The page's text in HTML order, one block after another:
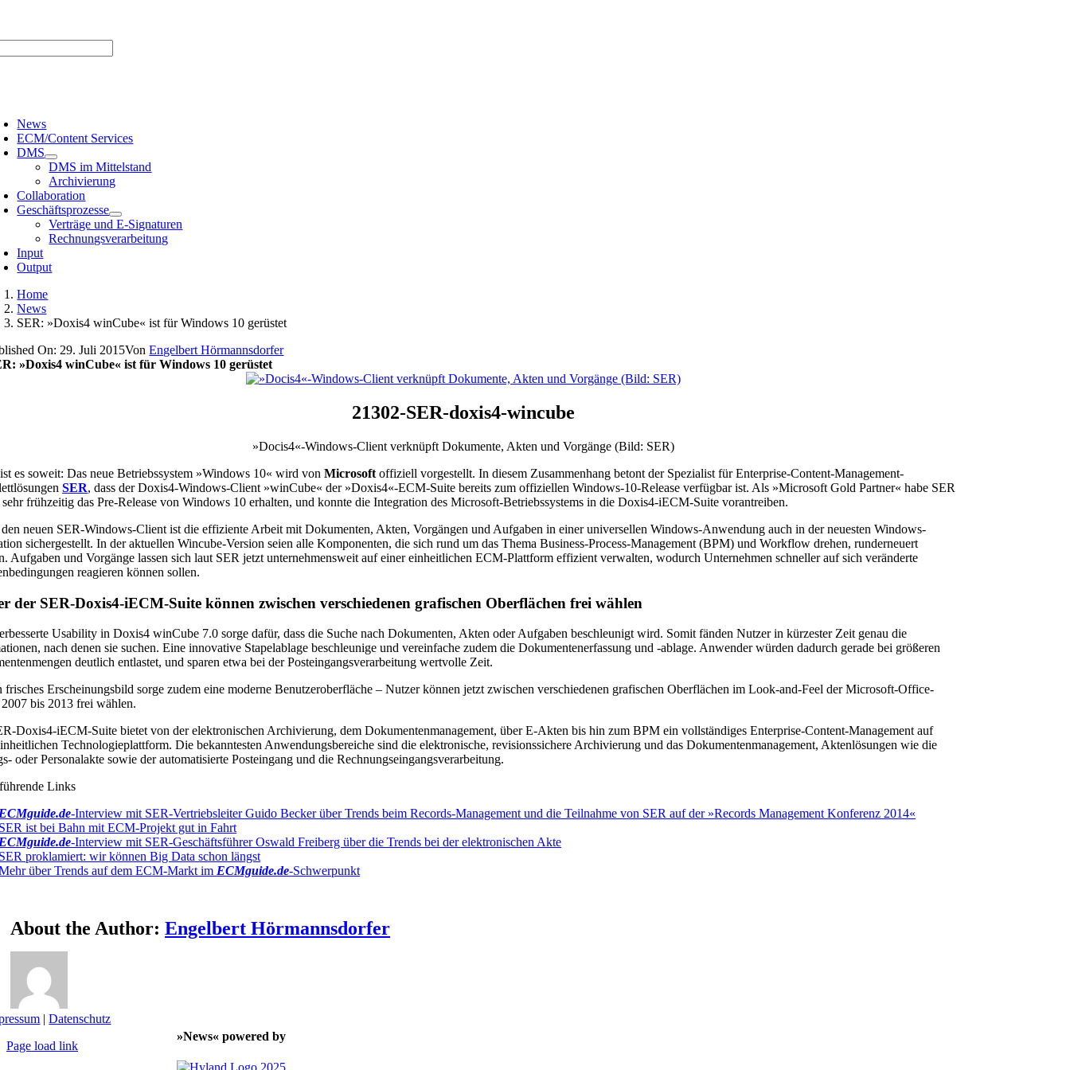
News
ECM/Content Services
DMS
DMS im Mittelstand
Archivierung
Collaboration
Geschäftsprozesse
Verträge und E-Signaturen
Rechnungsverarbeitung
Input
Output
Home
News
SER: »Doxis4 winCube« ist für Windows 10 gerüstet
On: 29. Juli 2015VonEngelbert Hörmannsdorfer
»Doxis4 winCube« ist für Windows 10 gerüstet
21302-SER-doxis4-wincube
»Docis4«-Windows-Client verknüpft Dokumente, Akten und Vorgänge (Bild: SER)
es soweit: Das neue Betriebssystem »Windows 10« wird vonMicrosoft offiziell vorgestellt. In diesem Zusammenhang betont der Spezialist für Enterprise-Content-Management-
SER, dass der Doxis4-Windows-Client »winCube« der »Doxis4«-ECM-Suite bereits zum offiziellen Windows-10-Release verfügbar ist. Als »Microsoft Gold Partner« habe SER
sehr frühzeitig das Pre-Release von Windows 10 erhalten, und konnte die Integration des Microsoft-Betriebssystems in die Doxis4-iECM-Suite vorantreiben.
neuen SER-Windows-Client ist die effiziente Arbeit mit Dokumenten, Akten, Vorgängen und Aufgaben in einer universellen Windows-Anwendung auch in der neuesten Windows-
sichergestellt. In der aktuellen Wincube-Version seien alle Komponenten, die sich rund um das Thema Business-Process-Management (BPM) und Workflow drehen, runderneuert
Aufgaben und Vorgänge lassen sich laut SER jetzt unternehmensweit auf einer einheitlichen ECM-Plattform effizient verwalten, wodurch Unternehmen schneller auf sich veränderte
reagieren können sollen.
der SER-Doxis4-iECM-Suite können zwischen verschiedenen grafischen Oberflächen frei wählen
Usability in Doxis4 winCube 7.0 sorge dafür, dass die Suche nach Dokumenten, Akten oder Aufgaben beschleunigt wird. Somit fänden Nutzer in kürzester Zeit genau die
nach denen sie suchen. Eine innovative Stapelablage beschleunige und vereinfache zudem die Dokumentenerfassung und -ablage. Anwender würden dadurch gerade bei größeren
deutlich entlastet, und sparen etwa bei der Posteingangsverarbeitung wertvolle Zeit.
frisches Erscheinungsbild sorge zudem eine moderne Benutzeroberfläche – Nutzer können jetzt zwischen verschiedenen grafischen Oberflächen im Look-and-Feel der Microsoft-Office-
bis 2013 frei wählen.
Doxis4-iECM-Suite bietet von der elektronischen Archivierung, dem Dokumentenmanagement, über E-Akten bis hin zum BPM ein vollständiges Enterprise-Content-Management auf
Technologieplattform. Die bekanntesten Anwendungsbereiche sind die elektronische, revisionssichere Archivierung und das Dokumentenmanagement, Aktenlösungen wie die
oder Personalakte sowie der automatisierte Posteingang und die Rechnungseingangsverarbeitung.
Links
-Interview mit SER-Vertriebsleiter Guido Becker über Trends beim Records-Management und die Teilnahme von SER auf der »Records Management Konferenz 2014«
ist bei Bahn mit ECM-Projekt gut in Fahrt
-Interview mit SER-Geschäftsführer Oswald Freiberg über die Trends bei der elektronischen Akte
proklamiert: wir können Big Data schon längst
über Trends auf dem ECM-Markt im ECMguide.de-Schwerpunkt
About the Author:Engelbert Hörmannsdorfer
»News« powered by
|Datenschutz
Page load link